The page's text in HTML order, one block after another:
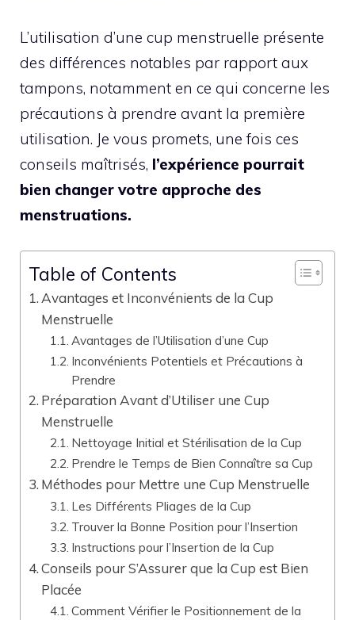
L’utilisation d’une cup menstruelle présente
des différences notables par rapport aux
tampons, notamment en ce qui concerne les
précautions à prendre avant la première
utilisation. Je vous promets, une fois ces
conseils maîtrisés, l’expérience pourrait
bien changer votre approche des
menstruations.
Table of Contents
Avantages et Inconvénients de la Cup
Menstruelle
Avantages de l’Utilisation d’une Cup
Inconvénients Potentiels et Précautions à
Prendre
Préparation Avant d’Utiliser une Cup
Menstruelle
Nettoyage Initial et Stérilisation de la Cup
Prendre le Temps de Bien Connaître sa Cup
Méthodes pour Mettre une Cup Menstruelle
Les Différents Pliages de la Cup
Trouver la Bonne Position pour l’Insertion
Instructions pour l’Insertion de la Cup
Conseils pour S’Assurer que la Cup est Bien
Placée
Comment Vérifier le Positionnement de la